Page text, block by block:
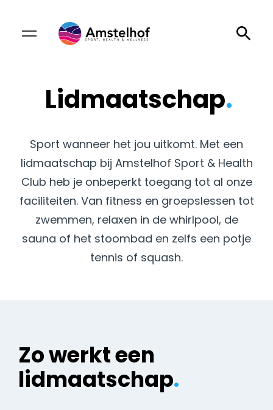
Lidmaatschap.
Sport wanneer het jou uitkomt. Met een
lidmaatschap bij Amstelhof Sport & Health
Club heb je onbeperkt toegang tot al onze
faciliteiten. Van fitness en groepslessen tot
zwemmen, relaxen in de whirlpool, de
sauna of het stoombad en zelfs een potje
tennis of squash.
Zo werkt een
lidmaatschap.